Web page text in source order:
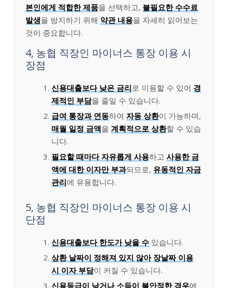
본인에게 적합한 제품을 선택하고, 불필요한 수수료
발생을 방지하기 위해 약관 내용을 자세히 읽어보는
것이 중요합니다.
4, 농협 직장인 마이너스 통장 이용 시
장점
신용대출보다 낮은 금리로 이용할 수 있어 경
제적인 부담을 줄일 수 있습니다.
급여 통장과 연동하여 자동 상환이 가능하며,
매월 일정 금액을 계획적으로 상환할 수 있습
니다.
필요할 때마다 자유롭게 사용하고 사용한 금
액에 대한 이자만 부과되므로, 유동적인 자금
관리에 유용합니다.
5, 농협 직장인 마이너스 통장 이용 시
단점
신용대출보다 한도가 낮을 수 있습니다.
상환 날짜이 정해져 있지 않아 장날짜 이용
시 이자 부담이 커질 수 있습니다.
신용등급이 낮거나 소득이 불안정한 경우에